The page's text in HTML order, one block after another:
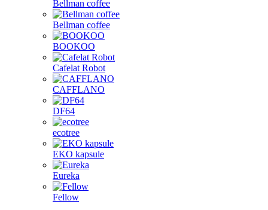
Bellman coffee
Bellman coffee
BOOKOO
Cafelat Robot
CAFFLANO
DF64
ecotree
EKO kapsule
Eureka
Fellow